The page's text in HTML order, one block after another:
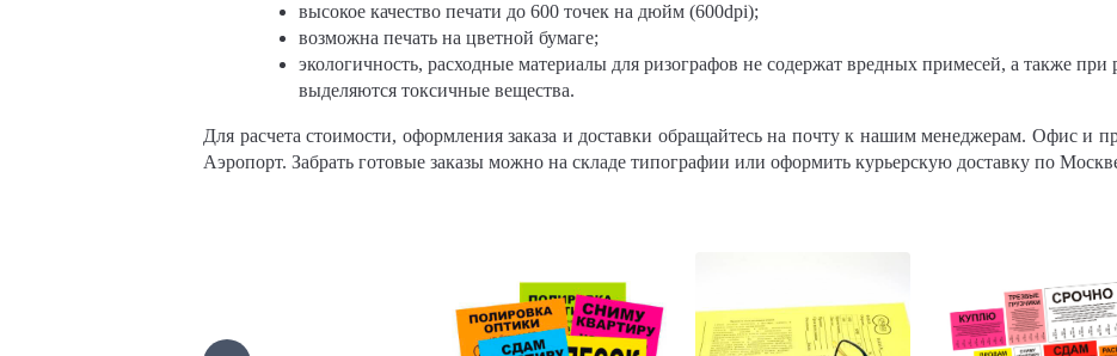
высокое качество печати до 600 точек на дюйм (600dpi);
возможна печать на цветной бумаге;
экологичность, расходные материалы для ризографов не содержат вредных примесей, а также при
выделяются токсичные вещества.
Для расчета стоимости, оформления заказа и доставки обращайтесь на почту к нашим менеджерам. Офис и
Аэропорт. Забрать готовые заказы можно на складе типографии или оформить курьерскую доставку по